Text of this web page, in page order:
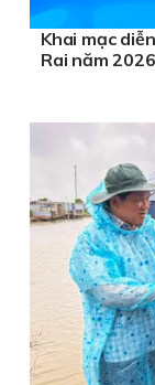
Khai mạc
Rai năm 2026